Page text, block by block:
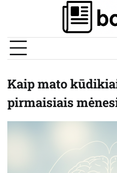
Kaip mato
pirmaisiais